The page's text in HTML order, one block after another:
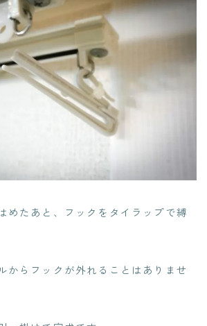
めたあと、フックをタイラップで縛
からフックが外れることはありませ